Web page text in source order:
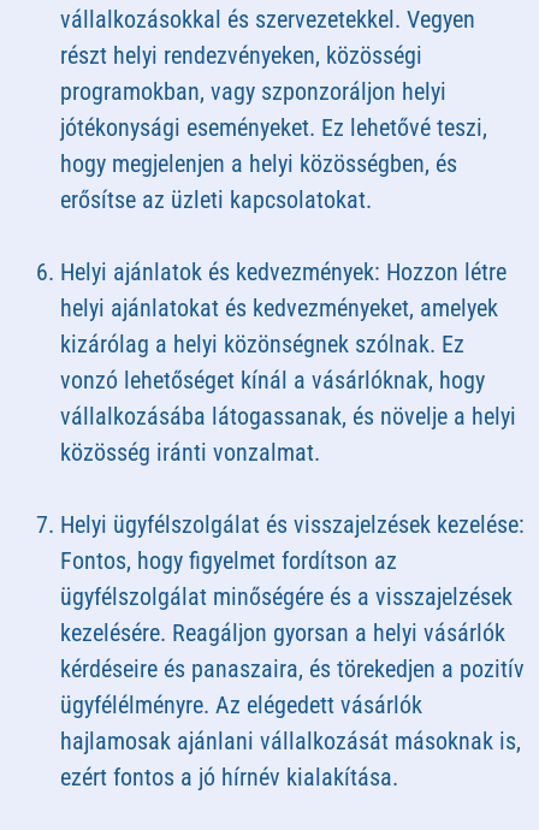
vállalkozásokkal és szervezetekkel. Vegyen
részt helyi rendezvényeken, közösségi
programokban, vagy szponzoráljon helyi
jótékonysági eseményeket. Ez lehetővé teszi,
hogy megjelenjen a helyi közösségben, és
erősítse az üzleti kapcsolatokat.
Helyi ajánlatok és kedvezmények: Hozzon létre
helyi ajánlatokat és kedvezményeket, amelyek
kizárólag a helyi közönségnek szólnak. Ez
vonzó lehetőséget kínál a vásárlóknak, hogy
vállalkozásába látogassanak, és növelje a helyi
közösség iránti vonzalmat.
Helyi ügyfélszolgálat és visszajelzések kezelése:
Fontos, hogy figyelmet fordítson az
ügyfélszolgálat minőségére és a visszajelzések
kezelésére. Reagáljon gyorsan a helyi vásárlók
kérdéseire és panaszaira, és törekedjen a pozitív
ügyfélélményre. Az elégedett vásárlók
hajlamosak ajánlani vállalkozását másoknak is,
ezért fontos a jó hírnév kialakítása.